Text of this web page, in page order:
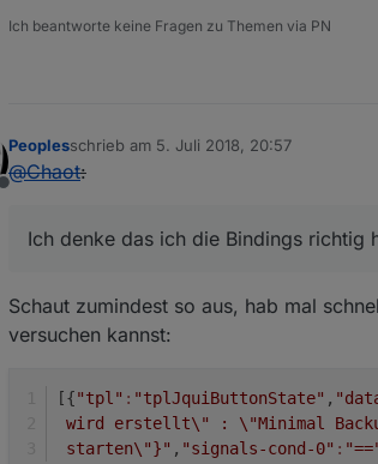
Ich beantworte keine Fragen zu Themen via PN
Offline
Peoplesschrieb am 5. Juli 2018, 20:57
zuletzt editiert von
@Chaot:
Ich denke das ich die Bindings richtig
Schaut zumindest so aus, hab mal
versuchen kannst:
[{"tpl" : "tplJquiButtonState" ,
wird erstellt\" : \"Minimal
starten\"}" , "signals-cond-0" :